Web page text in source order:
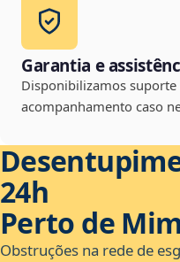
Garantia e
Disponibilizamos
acompanhamento caso
24h
Perto de Mim
Obstruções na rede de